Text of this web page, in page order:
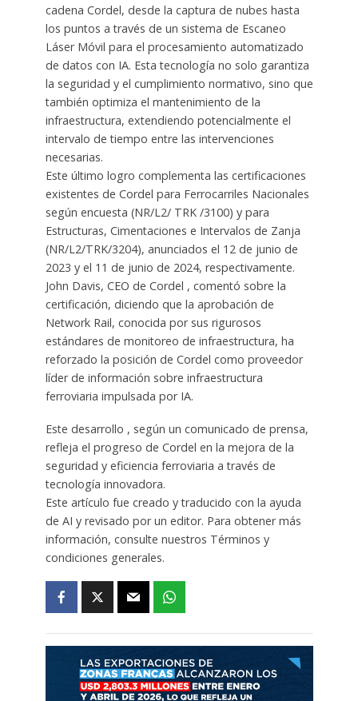
cadena Cordel, desde la captura de nubes hasta
los puntos a través de un sistema de Escaneo
Láser Móvil para el procesamiento automatizado
de datos con IA. Esta tecnología no solo garantiza
la seguridad y el cumplimiento normativo, sino que
también optimiza el mantenimiento de la
infraestructura, extendiendo potencialmente el
intervalo de tiempo entre las intervenciones
necesarias.
Este último logro complementa las certificaciones
existentes de Cordel para Ferrocarriles Nacionales
según encuesta (NR/L2/ TRK /3100) y para
Estructuras, Cimentaciones e Intervalos de Zanja
(NR/L2/TRK/3204), anunciados el 12 de junio de
2023 y el 11 de junio de 2024, respectivamente.
John Davis, CEO de Cordel , comentó sobre la
certificación, diciendo que la aprobación de
Network Rail, conocida por sus rigurosos
estándares de monitoreo de infraestructura, ha
reforzado la posición de Cordel como proveedor
líder de información sobre infraestructura
ferroviaria impulsada por IA.
Este desarrollo , según un comunicado de prensa,
refleja el progreso de Cordel en la mejora de la
seguridad y eficiencia ferroviaria a través de
tecnología innovadora.
Este artículo fue creado y traducido con la ayuda
de AI y revisado por un editor. Para obtener más
información, consulte nuestros Términos y
condiciones generales.